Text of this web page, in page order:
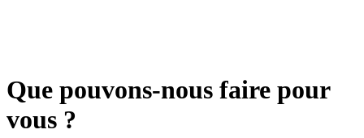
Que pouvons-nous faire pour
vous ?